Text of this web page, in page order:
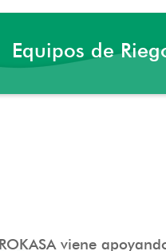
Equipos de
viene